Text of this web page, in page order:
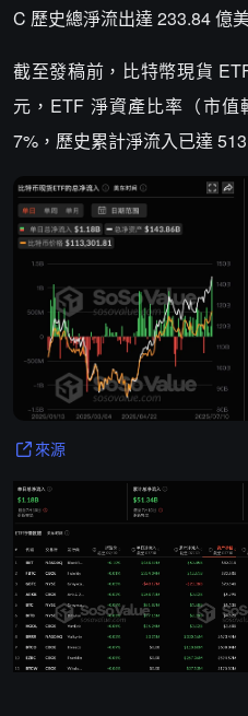
C 歷史總淨流出達 233.84 億
截至發稿前，比特幣現貨
元，ETF 淨資產比率（市
7%，歷史累計淨流入已達
來源